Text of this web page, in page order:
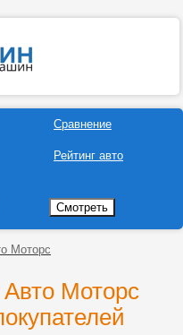
Сравнение
Рейтинг авто
Моторс
Моторс